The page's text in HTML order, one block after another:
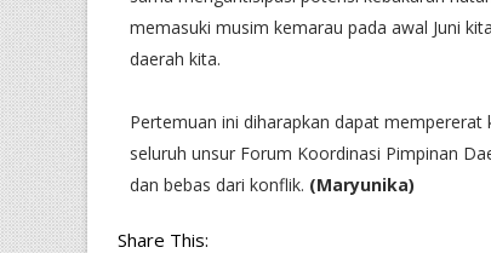
memasuki musim kemarau pada awal Juni
daerah kita.
Pertemuan ini diharapkan dapat
seluruh unsur Forum Koordinasi Pimpinan
dan bebas dari konflik. (Maryunika)
Share This: